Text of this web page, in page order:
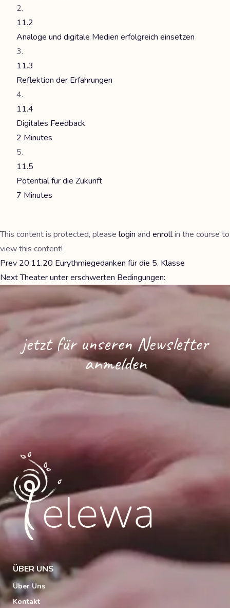
11.2
Analoge und digitale Medien erfolgreich einsetzen
11.3
Reflektion der Erfahrungen
11.4
Digitales Feedback
2 Minutes
11.5
Potential für die Zukunft
7 Minutes
This content is protected, please login and enrollin the course to
view this content!
Prev 20.11.20 Eurythmiegedanken für die 5. Klasse
NextTheater unter erschwerten Bedingungen:
jetzt für unseren Newsletter
anmelden
ÜBER UNS
Über Uns
Kontakt